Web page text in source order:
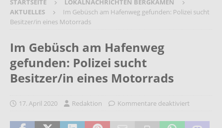
AKTUELLES
Im Gebüsch am Hafenweg gefunden: Polizei sucht
Besitzer/in eines Motorrads
Im Gebüsch am Hafenweg
gefunden: Polizei sucht
Besitzer/in eines Motorrads
17. April 2020 Redaktion Kommentare deaktiviert